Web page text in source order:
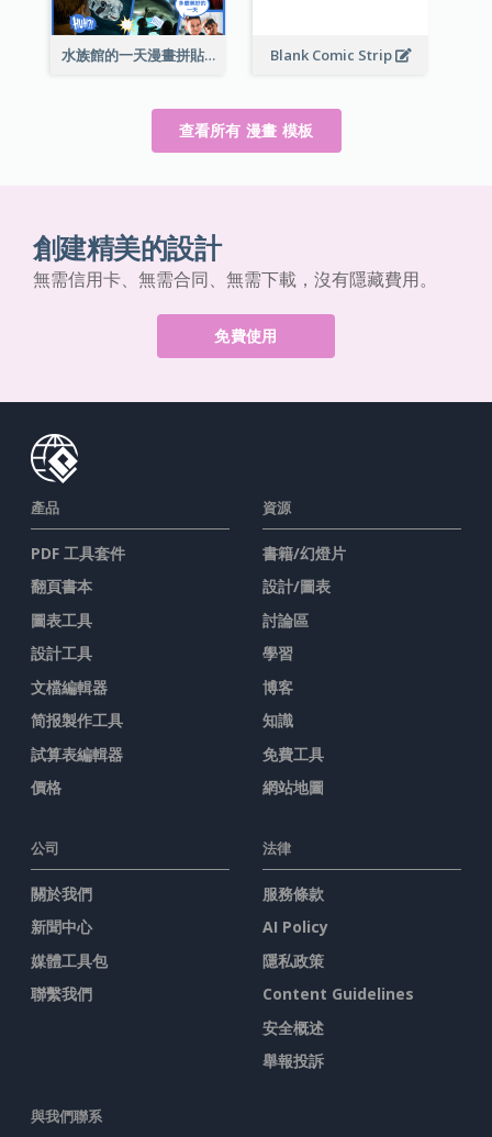
水族館的一天漫畫拼貼畫 Blank Comic Strip
查看所有 漫畫 模板
創建精美的設計
無需信用卡、無需合同、無需下載，沒有隱藏費用。
免費使用
產品
PDF 工具套件
翻頁書本
圖表工具
設計工具
文檔編輯器
简报製作工具
試算表編輯器
價格
資源
書籍/幻燈片
設計/圖表
討論區
學習
博客
知識
免費工具
網站地圖
公司
關於我們
新聞中心
媒體工具包
聯繫我們
法律
服務條款
AI Policy
隱私政策
Content Guidelines
安全概述
舉報投訴
與我們聯系